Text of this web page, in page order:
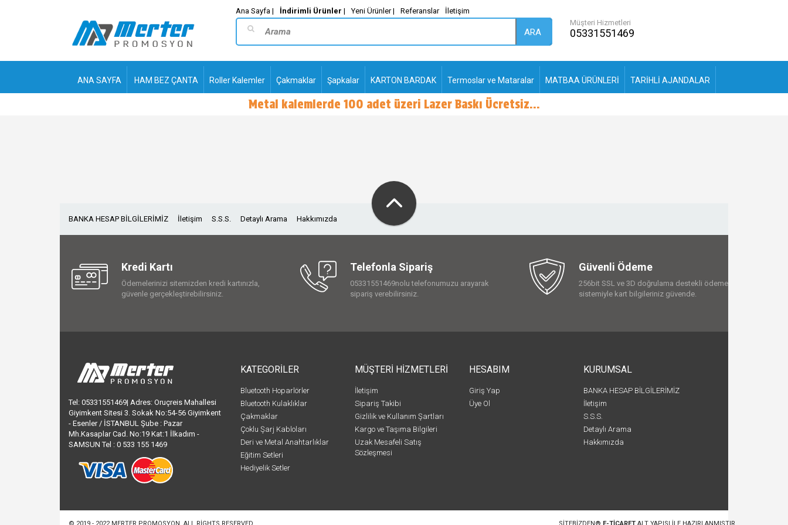
Ana Sayfa | İndirimli Ürünler | Yeni Ürünler | Referanslar İletişim
ARA
Müşteri Hizmetleri
05331551469
ANA SAYFA HAM BEZ ÇANTA Roller Kalemler Çakmaklar Şapkalar KARTON BARDAK Termoslar ve Mataralar MATBAA ÜRÜNLERİ TARİHLİ AJANDALAR
PLASTİK TÜKENMEZ
Metal kalemlerde 100 adet üzeri Lazer Baskı Ücretsiz...
BANKA HESAP BİLGİLERİMİZ İletişim S.S.S. Detaylı Arama Hakkımızda
Kredi Kartı
Ödemelerinizi sitemizden kredi kartınızla,
güvenle gerçekleştirebilirsiniz.
Telefonla Sipariş
05331551469nolu telefonumuzu arayarak
sipariş verebilirsiniz.
Güvenli Ödeme
256bit SSL ve 3D doğrulama destekli ödeme
sistemiyle kart bilgileriniz güvende.
Tel: 05331551469| Adres: Oruçreis Mahallesi
Giyimkent Sitesi 3. Sokak No:54-56 Giyimkent
- Esenler / İSTANBUL Şube : Pazar
Mh.Kasaplar Cad. No:19 Kat:1 İlkadım -
SAMSUN Tel : 0 533 155 1469
KATEGORİLER
Bluetooth Hoparlörler
Bluetooth Kulaklıklar
Çakmaklar
Çoklu Şarj Kabloları
Deri ve Metal Anahtarlıklar
Eğitim Setleri
Hediyelik Setler
MÜŞTERİ HİZMETLERİ
İletişim
Sipariş Takibi
Gizlilik ve Kullanım Şartları
Kargo ve Taşıma Bilgileri
Uzak Mesafeli Satış
Sözleşmesi
HESABIM
Giriş Yap
Üye Ol
KURUMSAL
BANKA HESAP BİLGİLERİMİZ
İletişim
S.S.S.
Detaylı Arama
Hakkımızda
© 2019 - 2022 MERTER PROMOSYON . ALL RIGHTS RESERVED. SITEBIZDEN® E-TICARET ALT YAPISI ILE HAZIRLANMIŞTIR.